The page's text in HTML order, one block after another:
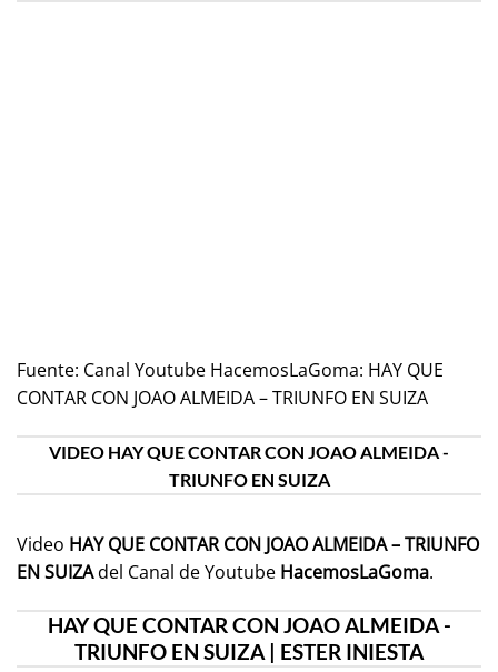
Fuente: Canal Youtube HacemosLaGoma: HAY QUE
CONTAR CON JOAO ALMEIDA – TRIUNFO EN SUIZA
VIDEO HAY QUE CONTAR CON JOAO ALMEIDA -
TRIUNFO EN SUIZA
Video HAY QUE CONTAR CON JOAO ALMEIDA – TRIUNFO
EN SUIZAdel Canal de Youtube HacemosLaGoma.
HAY QUE CONTAR CON JOAO ALMEIDA -
TRIUNFO EN SUIZA | ESTER INIESTA